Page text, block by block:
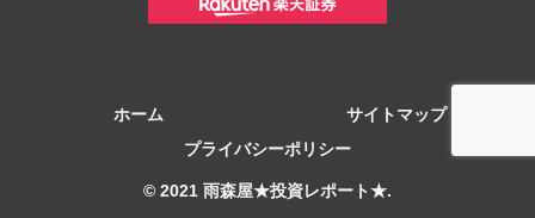
ホーム
サイトマップ
プライバシーポリシー
© 2021 雨森屋★投資レポート★.